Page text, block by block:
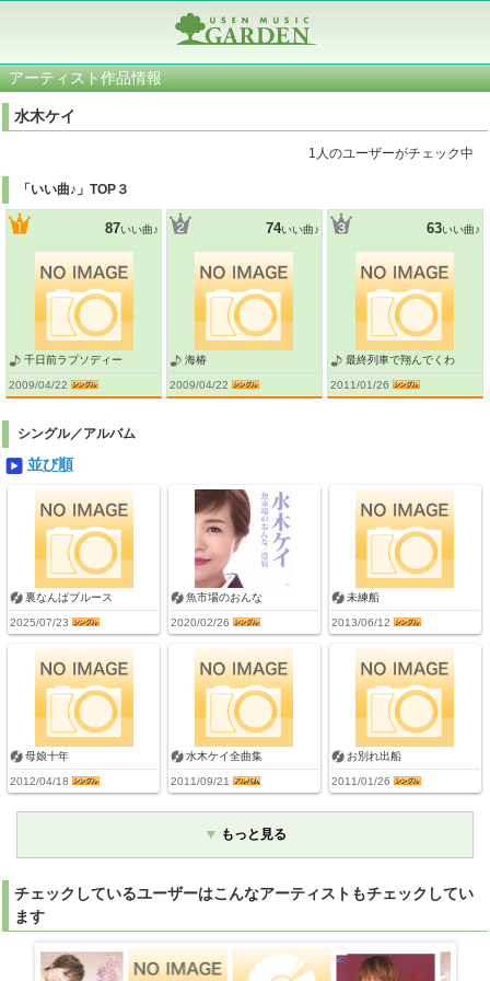
アーティスト作品情報
水木ケイ
1人のユーザーがチェック中
「いい曲♪」TOP３
87いい曲♪
千日前ラプソディー
2009/04/22
74いい曲♪
海椿
2009/04/22
63いい曲♪
最終列車で翔んでくわ
2011/01/26
シングル／アルバム
並び順
裏なんばブルース
2025/07/23
魚市場のおんな
2020/02/26
未練船
2013/06/12
母娘十年
2012/04/18
水木ケイ全曲集
2011/09/21
お別れ出船
2011/01/26
もっと見る
チェックしているユーザーはこんなアーティストもチェックしてい
ます